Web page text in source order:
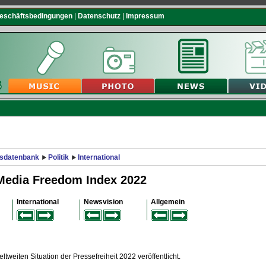
Datenschutz Impressum
Politik International
Freedom Index 2022
International Newsvision Allgemein
Situation der Pressefreiheit 2022 veröffentlicht.